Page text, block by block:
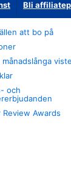
Bli
att bo på
månadslånga
och
Review Awards